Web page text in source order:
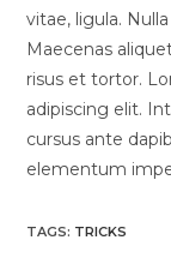
vitae, ligula.
Maecenas
risus et tortor.
adipiscing elit.
cursus ante
elementum
TAGS: TRICKS